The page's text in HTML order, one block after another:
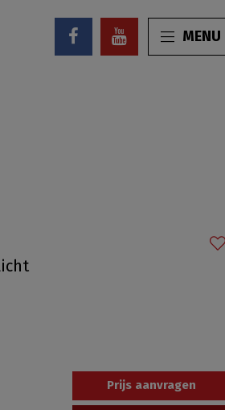
MENU
Prijs aanvragen